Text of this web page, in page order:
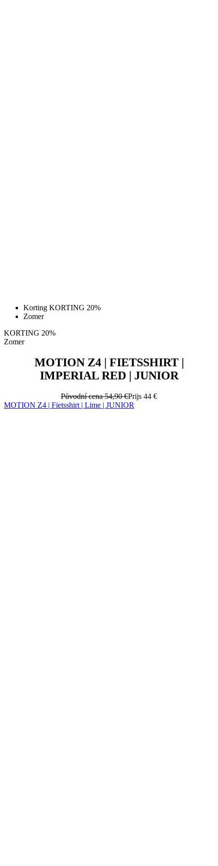
Korting KORTING 20%
Zomer
KORTING 20%
Zomer
MOTION Z4 | FIETSSHIRT |
IMPERIAL RED | JUNIOR
Původní cena54,90 €Prijs 44 €
MOTION Z4 | Fietsshirt | Lime | JUNIOR